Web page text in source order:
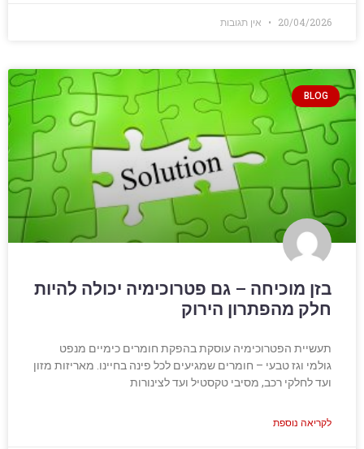
20/04/2026 אין תגובות
BLOG
בזן מוכיחה – גם פטרוכימיה יכולה להיות
חלק מהפתרון הירוק
תעשיית הפטרוכימיה עוסקת בהפקת חומרים כימיים מנפט
גולמי וגז טבעי – חומרים שמגיעים לכל פינה בחיינו. מאריזות מזון
ועד לחלקי רכב, מסיבי טקסטיל ועד לצינורות
לקריאה נוספת